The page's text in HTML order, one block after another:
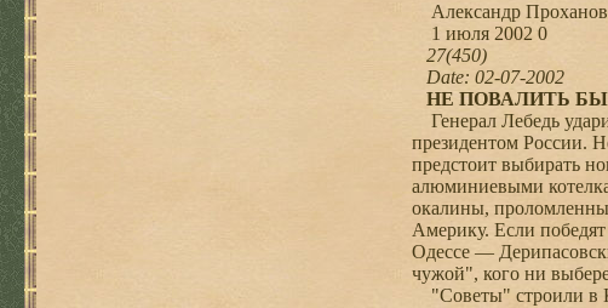
Александр Проханов
1 июля 2002 0
27(450)
Date: 02-07-2002
НЕ ПОВАЛИТЬ
Генерал Лебедь
президентом России.
предстоит выбирать
алюминиевыми
окалины,
Америку. Если
Одессе —
чужой", кого ни
"Советы" строили в